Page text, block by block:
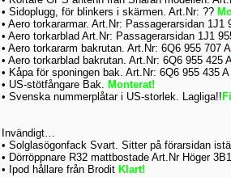
• Sidoplugg, för blinkers i skärmen. Art.Nr: ??
• Aero torkararmar. Art.Nr: Passagerarsidan
• Aero torkarblad Art.Nr: Passagerarsidan 1J1
• Aero torkararm bakrutan. Art.Nr: 6Q6 955 707 A
• Aero torkarblad bakrutan. Art.Nr: 6Q6 955 425
• Kåpa för sponingen bak. Art.Nr: 6Q6 955 435 A
• US-stötfångare Bak. Monterat!
• Svenska nummerplåtar i US-storlek. Lagliga!!
Invändigt…
• Solglasögonfack Svart. Sitter på förarsidan
• Dörröppnare R32 mattbostade Art.Nr Höger
• Ipod hållare från Brodit Klart!